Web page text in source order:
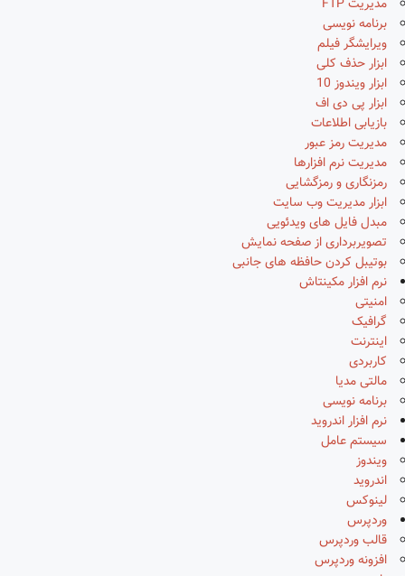
مدیریت FTP
برنامه نویسی
ویرایشگر فیلم
ابزار حذف کلی
ابزار ویندوز 10
ابزار پی دی اف
بازیابی اطلاعات
مدیریت رمز عبور
مدیریت نرم افزارها
رمزنگاری و رمزگشایی
ابزار مدیریت وب سایت
مبدل فایل های ویدئویی
تصویربرداری از صفحه نمایش
بوتیبل کردن حافظه های جانبی
نرم افزار مکینتاش
امنیتی
گرافیک
اینترنت
کاربردی
مالتی مدیا
برنامه نویسی
نرم افزار اندروید
سیستم عامل
ویندوز
اندروید
لینوکس
وردپرس
قالب وردپرس
افزونه وردپرس